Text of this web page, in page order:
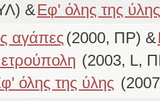
&Εφ' όλης της ύλης
αγάπες(2000, ΠΡ) &
(2003, L,
όλης της ύλης